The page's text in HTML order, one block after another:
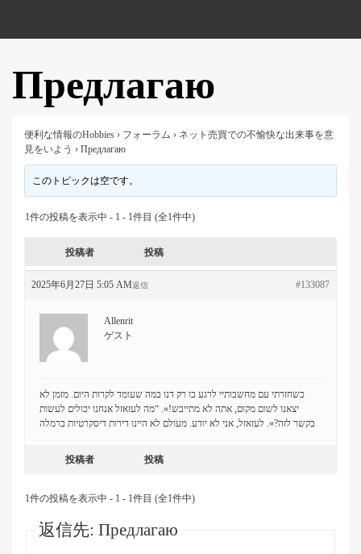
Предлагаю
便利な情報のHobbies › フォーラム › ネット売買での不愉快な出来事を意
見をいよう › Предлагаю
このトピックは空です。
1件の投稿を表示中 - 1 - 1件目 (全1件中)
投稿者 投稿
2025年6月27日 5:05 AM #133087
返信
Allenrit
ゲスト
כשחזרתי עם מחשבותיי לרגע בו רק דנו במה שעומד לקרות היום. מזמן לא
יצאנו לשום מקום, אתה לא מתייבש!». “מה לעזאזל אנחנו יכולים לעשות
בקשר לזה?». לעזאזל, אני לא יודע. מעולם לא היינו דירות דיסקרטיות ברמלה
投稿者 投稿
1件の投稿を表示中 - 1 - 1件目 (全1件中)
返信先: Предлагаю